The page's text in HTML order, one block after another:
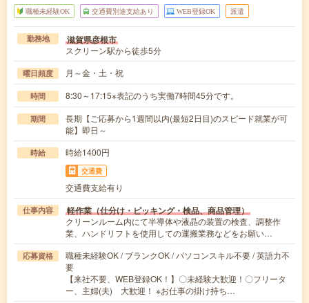
職種未経験OK 交通費別途支給あり WEB登録OK 派遣
勤務地 滋賀県彦根市
スクリーン駅から徒歩5分
曜日頻度 月～金・土・祝
時間 8:30～17:15※表記のうち実働7時間45分です。
期間
長期【ご応募から1週間以内(最短2日目)のスピード就業が可
能】即日～
時給 時給1400円
交通費
交通費支給有り
仕事内容 軽作業（仕分け・ピッキング・検品、商品管理）
クリーンルーム内にて半導体や液晶の装置の検査、調整作
業、ハンドリフトを使用しての運搬業務などをお願い…
応募資格
職種未経験OK / ブランクOK / パソコンスキル不要 / 英語力不
要
【来社不要、WEB登録OK！】〇未経験大歓迎！〇フリータ
ー、主婦(夫) 大歓迎！ ※お仕事の掛け持ち…